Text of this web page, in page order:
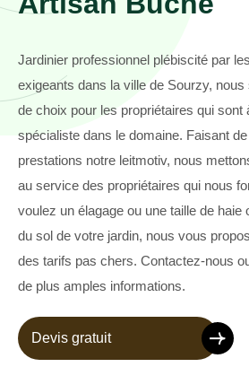
Jardinier professionnel plébiscité par
exigeants dans la ville de Sourzy,
de choix pour les propriétaires qui sont
spécialiste dans le domaine. Faisant
prestations notre leitmotiv, nous
au service des propriétaires qui nous
voulez un élagage ou une taille de haie
du sol de votre jardin, nous vous
des tarifs pas chers. Contactez-nous
de plus amples informations.
Devis gratuit